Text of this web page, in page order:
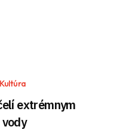
Kultúra
extrémnym